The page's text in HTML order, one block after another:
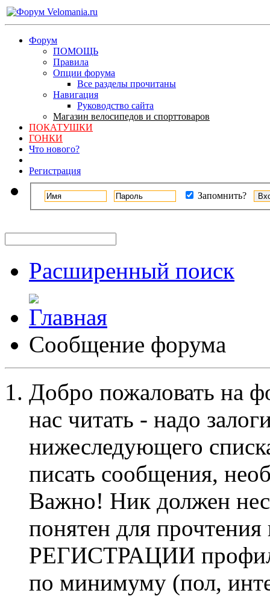
Форум
ПОМОЩЬ
Правила
Опции форума
Все разделы прочитаны
Навигация
Руководство сайта
Магазин велосипедов и спорттоваров
ПОКАТУШКИ
ГОНКИ
Что нового?
Регистрация
Запомнить?
Расширенный поиск
Сообщение форума
Добро пожаловать на
нас читать - надо
нижеследующего
писать сообщения,
Важно! Ник должен
понятен для
РЕГИСТРАЦИИ профиль
по минимуму (пол,